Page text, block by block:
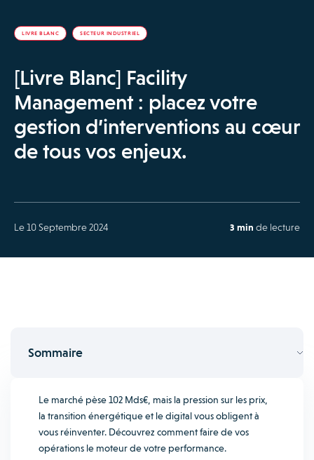
LIVRE BLANC SECTEUR INDUSTRIEL
[Livre Blanc] Facility
Management : placez votre
gestion d’interventions au cœur
de tous vos enjeux.
Le 10 Septembre 2024 3 min de lecture
Sommaire
Le marché pèse 102 Mds€, mais la pression sur les prix,
la transition énergétique et le digital vous obligent à
vous réinventer. Découvrez comment faire de vos
opérations le moteur de votre performance.